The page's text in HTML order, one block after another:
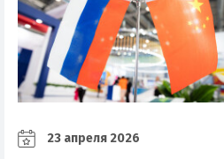
23 апреля 2026